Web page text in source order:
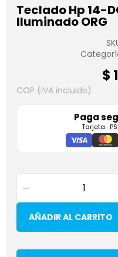
Teclado Hp 14-
Iluminado ORG
$
COP (IVA incluido)
Paga
Tarjeta ·
AÑADIR AL CARRITO